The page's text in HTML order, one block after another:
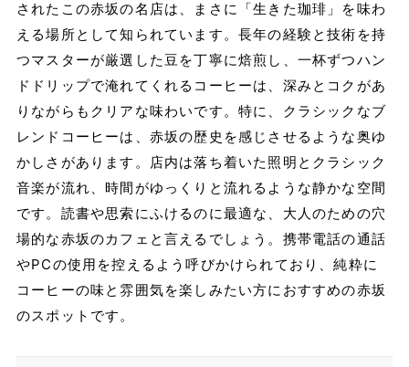
されたこの赤坂の名店は、まさに「生きた珈琲」を味わ
える場所として知られています。長年の経験と技術を持
つマスターが厳選した豆を丁寧に焙煎し、一杯ずつハン
ドドリップで淹れてくれるコーヒーは、深みとコクがあ
りながらもクリアな味わいです。特に、クラシックなブ
レンドコーヒーは、赤坂の歴史を感じさせるような奥ゆ
かしさがあります。店内は落ち着いた照明とクラシック
音楽が流れ、時間がゆっくりと流れるような静かな空間
です。読書や思索にふけるのに最適な、大人のための穴
場的な赤坂のカフェと言えるでしょう。携帯電話の通話
やPCの使用を控えるよう呼びかけられており、純粋に
コーヒーの味と雰囲気を楽しみたい方におすすめの赤坂
のスポットです。